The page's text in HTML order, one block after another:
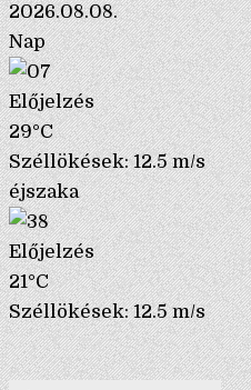
2026.08.08.
Nap
Előjelzés
29°C
Széllökések: 12.5 m/s
éjszaka
Előjelzés
21°C
Széllökések: 12.5 m/s